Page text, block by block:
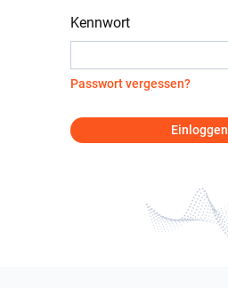
Kennwort
Passwort vergessen?
Einloggen